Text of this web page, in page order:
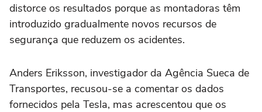
distorce os resultados porque as montadoras têm
introduzido gradualmente novos recursos de
segurança que reduzem os acidentes.
Anders Eriksson, investigador da Agência Sueca de
Transportes, recusou-se a comentar os dados
fornecidos pela Tesla, mas acrescentou que os